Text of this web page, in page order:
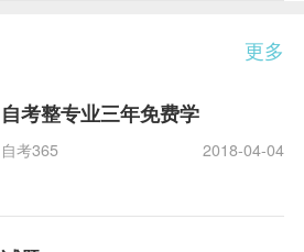
更多
自考整专业三年免费学
自考365 2018-04-04